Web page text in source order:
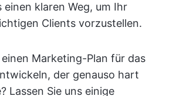
klaren Weg, um Ihr
Clients vorzustellen.
Marketing-Plan für das
der genauso hart
Lassen Sie uns einige